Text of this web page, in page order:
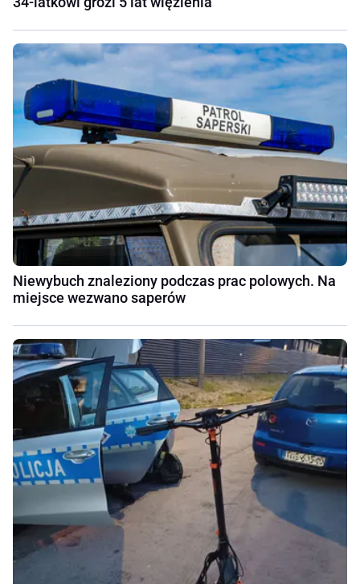
Niewybuch znaleziony podczas prac polowych. Na
miejsce wezwano saperów